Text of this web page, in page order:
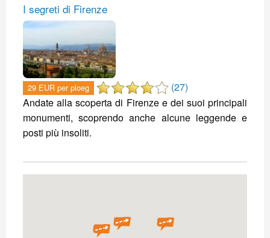
I segreti di Firenze
29 EUR per ploeg
(27)
Andate alla scoperta di Firenze e dei suoi principali
monumenti, scoprendo anche alcune leggende e
posti più insoliti.